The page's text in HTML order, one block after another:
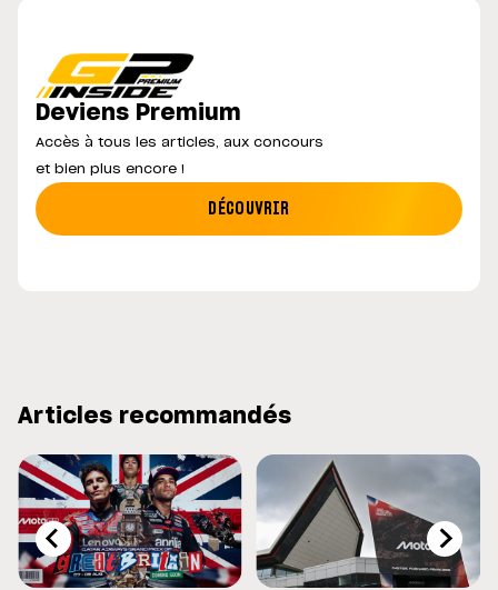
Deviens Premium
Accès à tous les articles, aux concours
et bien plus encore !
DÉCOUVRIR
Articles recommandés